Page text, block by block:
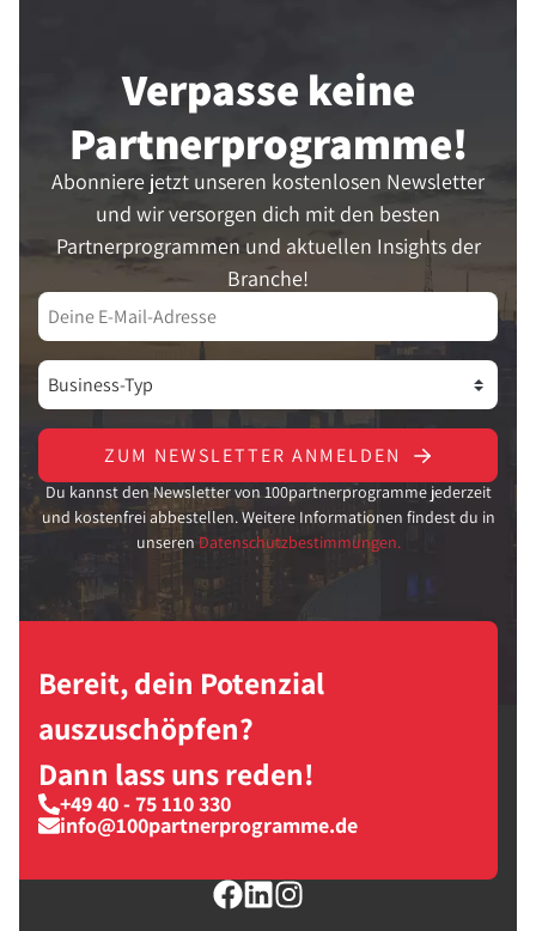
Verpasse keine
Partner­programme!
Abonniere jetzt unseren kostenlosen Newsletter
und wir versorgen dich mit den besten
Partnerprogrammen und aktuellen Insights der
Branche!
ZUM NEWSLETTER ANMELDEN
Du kannst den Newsletter von 100partnerprogramme jederzeit
und kostenfrei abbestellen. Weitere Informationen findest du in
unseren Datenschutzbestimmungen.
Bereit, dein Potenzial
auszuschöpfen?
Dann lass uns reden!
+49 40 - 75 110 330
info@100partnerprogramme.de